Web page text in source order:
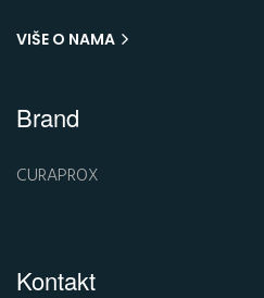
VIŠE O NAMA
Brand
CURAPROX
Kontakt